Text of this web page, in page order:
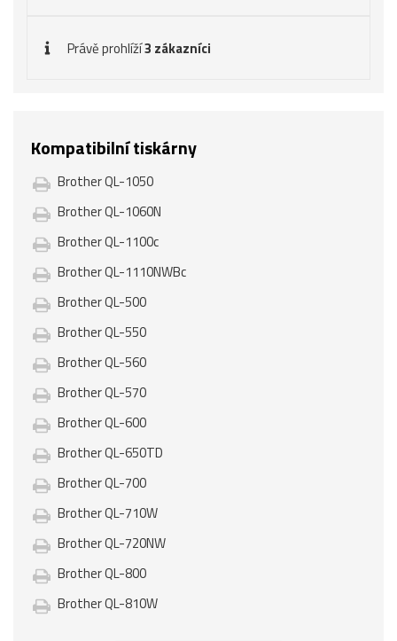
Právě prohlíží3 zákazníci
Kompatibilní tiskárny
Brother QL-1050
Brother QL-1060N
Brother QL-1100c
Brother QL-1110NWBc
Brother QL-500
Brother QL-550
Brother QL-560
Brother QL-570
Brother QL-600
Brother QL-650TD
Brother QL-700
Brother QL-710W
Brother QL-720NW
Brother QL-800
Brother QL-810W